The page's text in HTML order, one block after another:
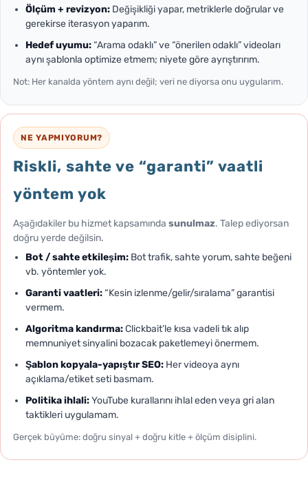
Ölçüm + revizyon: Değişikliği yapar, metriklerle doğrular ve
gerekirse iterasyon yaparım.
Hedef uyumu:“Arama odaklı” ve “önerilen odaklı” videoları
aynı şablonla optimize etmem; niyete göre ayrıştırırım.
Not: Her kanalda yöntem aynı değil; veri ne diyorsa onu uygularım.
NE YAPMIYORUM?
Riskli, sahte ve “garanti” vaatli
yöntem yok
Aşağıdakiler bu hizmet kapsamında sunulmaz. Talep ediyorsan
doğru yerde değilsin.
Bot / sahte etkileşim: Bot trafik, sahte yorum, sahte beğeni
vb. yöntemler yok.
Garanti vaatleri:“Kesin izlenme/gelir/sıralama” garantisi
vermem.
Algoritma kandırma:Clickbait’le kısa vadeli tık alıp
memnuniyet sinyalini bozacak paketlemeyi önermem.
Şablon kopyala-yapıştır SEO: Her videoya aynı
açıklama/etiket seti basmam.
Politika ihlali:YouTube kurallarını ihlal eden veya gri alan
taktikleri uygulamam.
Gerçek büyüme: doğru sinyal + doğru kitle + ölçüm disiplini.